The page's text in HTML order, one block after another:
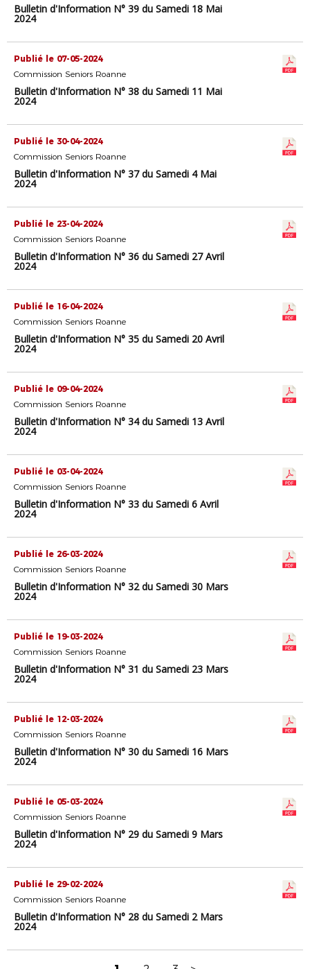
Bulletin d'Information N° 39 du Samedi 18 Mai
2024
Publié le 07-05-2024
Commission Seniors Roanne
Bulletin d'Information N° 38 du Samedi 11 Mai
2024
Publié le 30-04-2024
Commission Seniors Roanne
Bulletin d'Information N° 37 du Samedi 4 Mai
2024
Publié le 23-04-2024
Commission Seniors Roanne
Bulletin d'Information N° 36 du Samedi 27 Avril
2024
Publié le 16-04-2024
Commission Seniors Roanne
Bulletin d'Information N° 35 du Samedi 20 Avril
2024
Publié le 09-04-2024
Commission Seniors Roanne
Bulletin d'Information N° 34 du Samedi 13 Avril
2024
Publié le 03-04-2024
Commission Seniors Roanne
Bulletin d'Information N° 33 du Samedi 6 Avril
2024
Publié le 26-03-2024
Commission Seniors Roanne
Bulletin d'Information N° 32 du Samedi 30 Mars
2024
Publié le 19-03-2024
Commission Seniors Roanne
Bulletin d'Information N° 31 du Samedi 23 Mars
2024
Publié le 12-03-2024
Commission Seniors Roanne
Bulletin d'Information N° 30 du Samedi 16 Mars
2024
Publié le 05-03-2024
Commission Seniors Roanne
Bulletin d'Information N° 29 du Samedi 9 Mars
2024
Publié le 29-02-2024
Commission Seniors Roanne
Bulletin d'Information N° 28 du Samedi 2 Mars
2024